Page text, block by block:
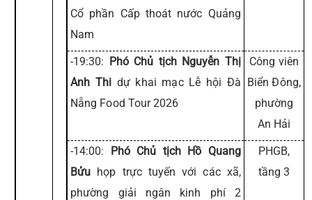
Cổ phần Cấp thoát nước Quảng
Nam
-19:30: Phó Chủ tịch Nguyễn Thị
Anh Thi dự khai mạc Lễ hội Đà
Nẵng Food Tour 2026
Công viên
Biển Đông,
phường
An Hải
-14:00: Phó Chủ tịch Hồ Quang
Bửu họp trực tuyến với các xã,
phường giải ngân kinh phí 2
PHGB,
tầng 3